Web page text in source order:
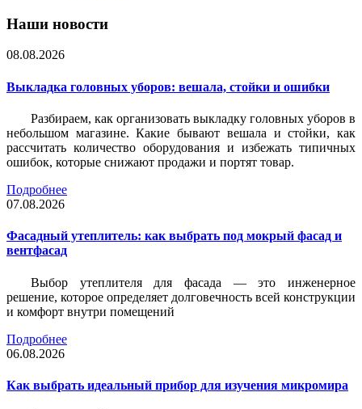
Наши новости
08.08.2026
Выкладка головных уборов: вешала, стойки и ошибки
Разбираем, как организовать выкладку головных уборов в
небольшом магазине. Какие бывают вешала и стойки, как
рассчитать количество оборудования и избежать типичных
ошибок, которые снижают продажи и портят товар.
Подробнее
07.08.2026
Фасадный утеплитель: как выбрать под мокрый фасад и
вентфасад
Выбор утеплителя для фасада — это инженерное
решение, которое определяет долговечность всей конструкции
и комфорт внутри помещений
Подробнее
06.08.2026
Как выбрать идеальный прибор для изучения микромира